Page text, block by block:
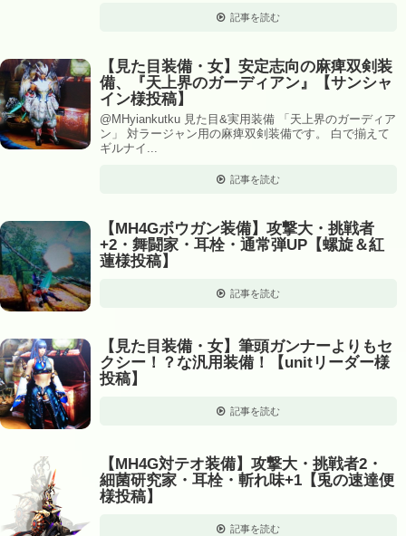
記事を読む
【見た目装備・女】安定志向の麻痺双剣装
備、『天上界のガーディアン』【サンシャ
イン様投稿】
@MHyiankutku 見た目&実用装備 「天上界のガーディア
ン」 対ラージャン用の麻痺双剣装備です。 白で揃えて
ギルナイ...
記事を読む
【MH4Gボウガン装備】攻撃大・挑戦者
+2・舞闘家・耳栓・通常弾UP【螺旋＆紅
蓮様投稿】
記事を読む
【見た目装備・女】筆頭ガンナーよりもセ
クシー！？な汎用装備！【unitリーダー様
投稿】
記事を読む
【MH4G対テオ装備】攻撃大・挑戦者2・
細菌研究家・耳栓・斬れ味+1【兎の速達便
様投稿】
記事を読む